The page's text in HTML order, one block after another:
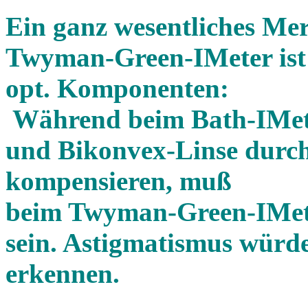
Ein ganz wesentliches
Twyman-Green-IMeter
opt. Komponenten:
Während beim Bath-
und Bikonvex-Linse
kompensieren, muß
beim Twyman-Green-
sein. Astigmatismus
erkennen.